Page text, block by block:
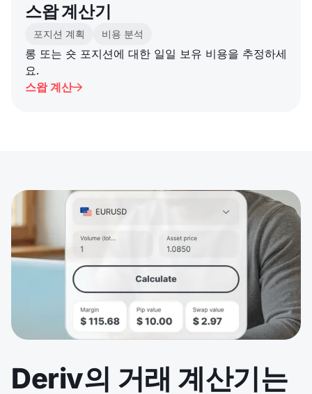
스왑 계산기
포지션 계획 비용 분석
롱 또는 숏 포지션에 대한 일일 보유 비용을 추정하세
요.
스왑 계산
Deriv의 거래 계산기는